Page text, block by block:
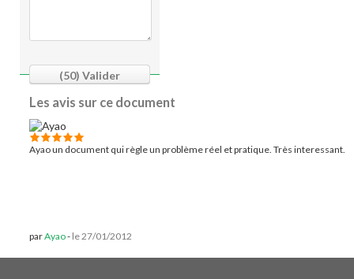
(50) Valider
Les avis sur ce document
Ayao un document qui règle un problème réel et pratique. Très interessant.
parAyao- le 27/01/2012